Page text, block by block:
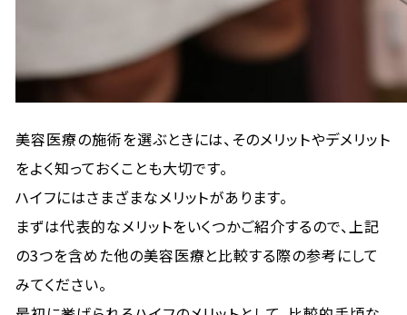
美容医療の施術を選ぶときには、そのメリットやデメリット
をよく知っておくことも大切です。
ハイフにはさまざまなメリットがあります。
まずは代表的なメリットをいくつかご紹介するので、上記
の3つを含めた他の美容医療と比較する際の参考にして
みてください。